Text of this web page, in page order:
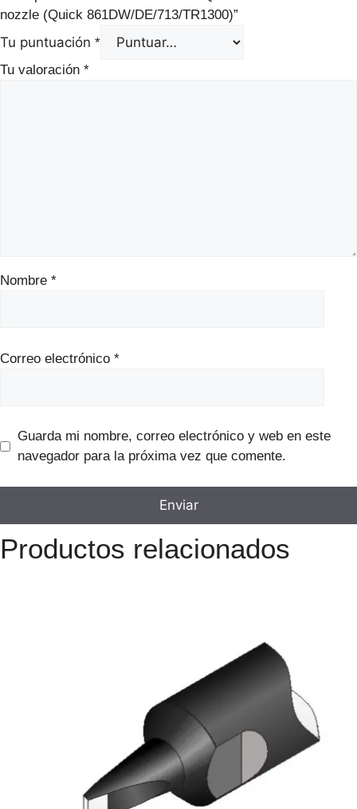
nozzle (Quick 861DW/DE/713/TR1300)”
Tu puntuación *
Tu valoración *
Nombre *
Correo electrónico *
Guarda mi nombre, correo electrónico y web en este
navegador para la próxima vez que comente.
Productos relacionados